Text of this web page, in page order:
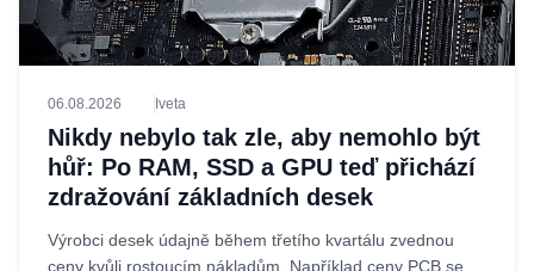
06.08.2026 Iveta
Nikdy nebylo tak zle, aby nemohlo být
hůř: Po RAM, SSD a GPU teď přichází
zdražování základních desek
Výrobci desek údajně během třetího kvartálu zvednou
ceny kvůli rostoucím nákladům. Například ceny PCB se